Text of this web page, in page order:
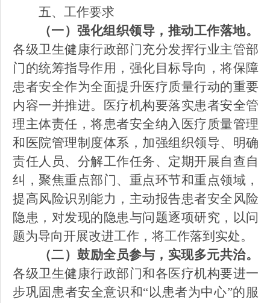
五、工作要求
（一）强化组织领导，推动工作落地。
各级卫生健康行政部门充分发挥行业主管部
门的统筹指导作用，强化目标导向，将保障
患者安全作为全面提升医疗质量行动的重要
内容一并推进。医疗机构要落实患者安全管
理主体责任，将患者安全纳入医疗质量管理
和医院管理制度体系 ，加强组织领导、明确
责任人员、分解工作任务、定期开展自查自
纠，聚焦重点部门、重点环节和重点领域，
提高风险识别能力，主动报告患者安全风险
隐患，对发现的隐患与问题逐项研究，以问
题为导向开展改进工作，将工作落到实处。
（二）鼓励全员参与，实现多元共治。
各级卫生健康行政部门和各医疗机构要进一
步巩固患者安全意识和“以患者为中心”的服